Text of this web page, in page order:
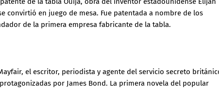
convirtió en juego de mesa. Fue patentada a nombre de los
de la primera empresa fabricante de la tabla.
el escritor, periodista y agente del servicio secreto
por James Bond. La primera novela del popular